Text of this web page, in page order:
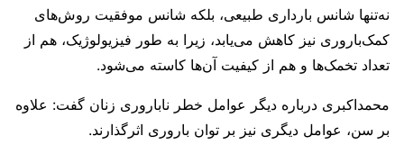
نه‌تنها شانس بارداری طبیعی، بلکه شانس موفقیت روش‌های
کمک‌باروری نیز کاهش می‌یابد، زیرا به طور فیزیولوژیک، هم از
تعداد تخمک‌ها و هم از کیفیت آن‌ها کاسته می‌شود.
محمداکبری درباره دیگر عوامل خطر ناباروری زنان گفت: علاوه
بر سن، عوامل دیگری نیز بر توان باروری اثرگذارند.